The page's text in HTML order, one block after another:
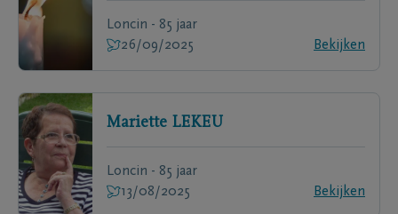
Loncin - 85 jaar
26/09/2025
Bekijken
Mariette LEKEU
Loncin - 85 jaar
13/08/2025
Bekijken